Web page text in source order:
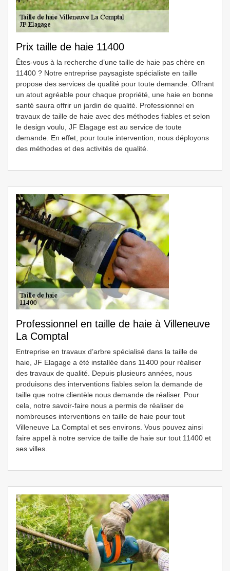
Prix taille de haie 11400
Êtes-vous à la recherche d’une taille de haie pas chère en
11400 ? Notre entreprise paysagiste spécialiste en taille
propose des services de qualité pour toute demande. Offrant
un atout agréable pour chaque propriété, une haie en bonne
santé saura offrir un jardin de qualité. Professionnel en
travaux de taille de haie avec des méthodes fiables et selon
le design voulu, JF Elagage est au service de toute
demande. En effet, pour toute intervention, nous déployons
des méthodes et des activités de qualité.
Professionnel en taille de haie à Villeneuve
La Comptal
Entreprise en travaux d’arbre spécialisé dans la taille de
haie, JF Elagage a été installée dans 11400 pour réaliser
des travaux de qualité. Depuis plusieurs années, nous
produisons des interventions fiables selon la demande de
taille que notre clientèle nous demande de réaliser. Pour
cela, notre savoir-faire nous a permis de réaliser de
nombreuses interventions en taille de haie pour tout
Villeneuve La Comptal et ses environs. Vous pouvez ainsi
faire appel à notre service de taille de haie sur tout 11400 et
ses villes.